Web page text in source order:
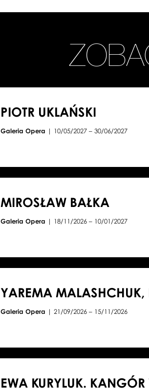
PIOTR UKLAŃSKI
Galeria Opera | 10/05/2027 – 30/06/2027
MIROSŁAW BAŁKA
Galeria Opera | 18/11/2026 – 10/01/2027
YAREMA
Galeria Opera | 21/09/2026 – 15/11/2026
EWA KURYLUK. KANGÓR